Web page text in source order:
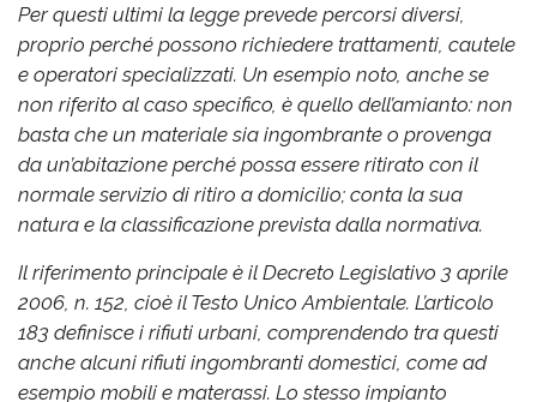
Per questi ultimi la legge prevede percorsi diversi,
proprio perché possono richiedere trattamenti, cautele
e operatori specializzati. Un esempio noto, anche se
non riferito al caso specifico, è quello dell’amianto: non
basta che un materiale sia ingombrante o provenga
da un’abitazione perché possa essere ritirato con il
normale servizio di ritiro a domicilio; conta la sua
natura e la classificazione prevista dalla normativa.
Il riferimento principale è il Decreto Legislativo 3 aprile
2006, n. 152, cioè il Testo Unico Ambientale. L’articolo
183 definisce i rifiuti urbani, comprendendo tra questi
anche alcuni rifiuti ingombranti domestici, come ad
esempio mobili e materassi. Lo stesso impianto